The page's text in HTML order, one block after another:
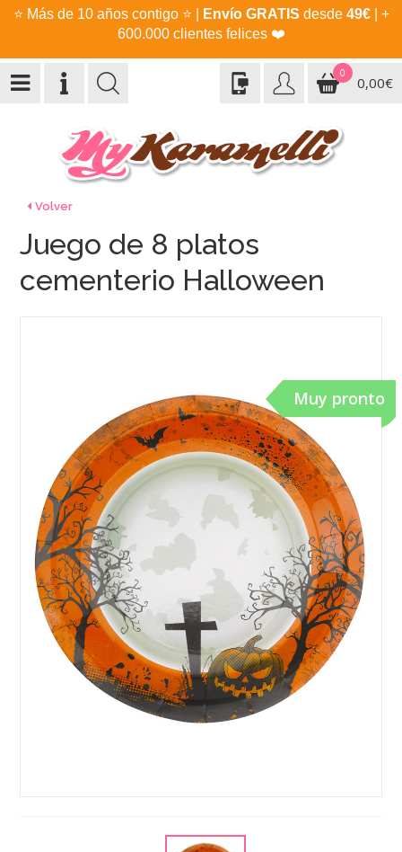
⭐ Más de 10 años contigo ⭐ Envío GRATIS desde 49€| +
600.000 clientes felices ❤️
0
0,00€
Volver
Muy pronto
Juego de 8 platos
cementerio Halloween